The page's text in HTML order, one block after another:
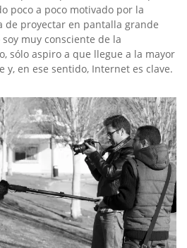
poco a poco motivado por la
proyectar en pantalla grande
muy consciente de la
sólo aspiro a que llegue a la mayor
y, en ese sentido, Internet es clave.